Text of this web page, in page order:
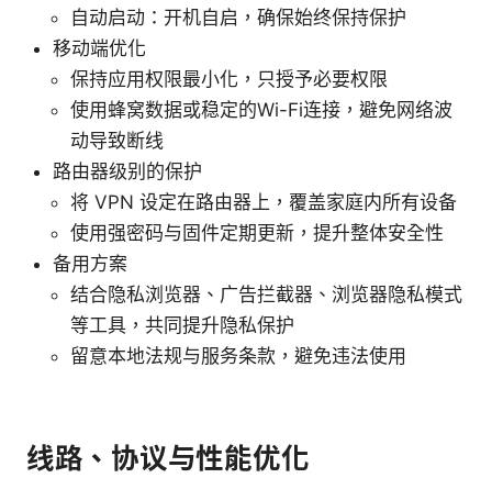
自动启动：开机自启，确保始终保持保护
移动端优化
保持应用权限最小化，只授予必要权限
使用蜂窝数据或稳定的Wi-Fi连接，避免网络波
动导致断线
路由器级别的保护
将 VPN 设定在路由器上，覆盖家庭内所有设备
使用强密码与固件定期更新，提升整体安全性
备用方案
结合隐私浏览器、广告拦截器、浏览器隐私模式
等工具，共同提升隐私保护
留意本地法规与服务条款，避免违法使用
线路、协议与性能优化